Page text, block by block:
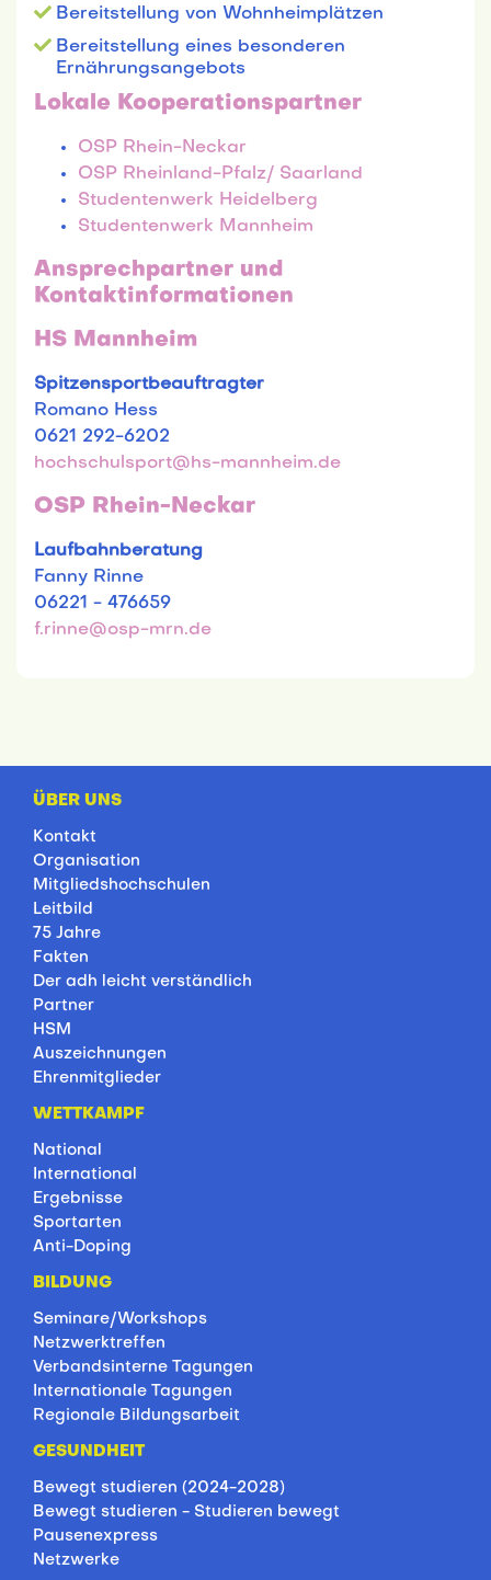
Bereitstellung von Wohnheimplätzen
Bereitstellung eines besonderen
Ernährungsangebots
Lokale Kooperationspartner
OSP Rhein-Neckar
OSP Rheinland-Pfalz/ Saarland
Studentenwerk Heidelberg
Studentenwerk Mannheim
Ansprechpartner und
Kontaktinformationen
HS Mannheim
Spitzensportbeauftragter
Romano Hess
0621 292-6202
hochschulsport@hs-mannheim.de
OSP Rhein-Neckar
Laufbahnberatung
Fanny Rinne
06221 - 476659
f.rinne@osp-mrn.de
ÜBER UNS
Kontakt
Organisation
Mitgliedshochschulen
Leitbild
75 Jahre
Fakten
Der adh leicht verständlich
Partner
HSM
Auszeichnungen
Ehrenmitglieder
WETTKAMPF
National
International
Ergebnisse
Sportarten
Anti-Doping
BILDUNG
Seminare/Workshops
Netzwerktreffen
Verbandsinterne Tagungen
Internationale Tagungen
Regionale Bildungsarbeit
GESUNDHEIT
Bewegt studieren (2024-2028)
Bewegt studieren - Studieren bewegt
Pausenexpress
Netzwerke